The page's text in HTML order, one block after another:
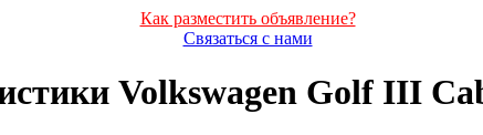
Как разместить объявление?
Связаться с нами
Volkswagen Golf III